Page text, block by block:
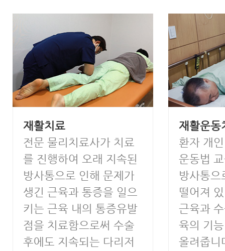
재활치료
전문 물리치료사가 치료
를 진행하여 오래 지속된
방사통으로 인해 문제가
생긴 근육과 통증을 일으
키는 근육 내의 통증유발
점을 치료함으로써 수술
후에도 지속되는 다리저
재활운동
환자 개
운동법
방사통으
떨어져
근육과
육의 기
올려줍니